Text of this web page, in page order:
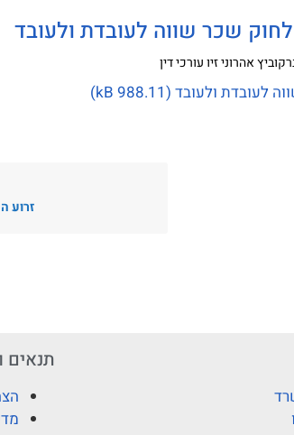
אהרוני זיו עורכי דין
זרוע
תנאים